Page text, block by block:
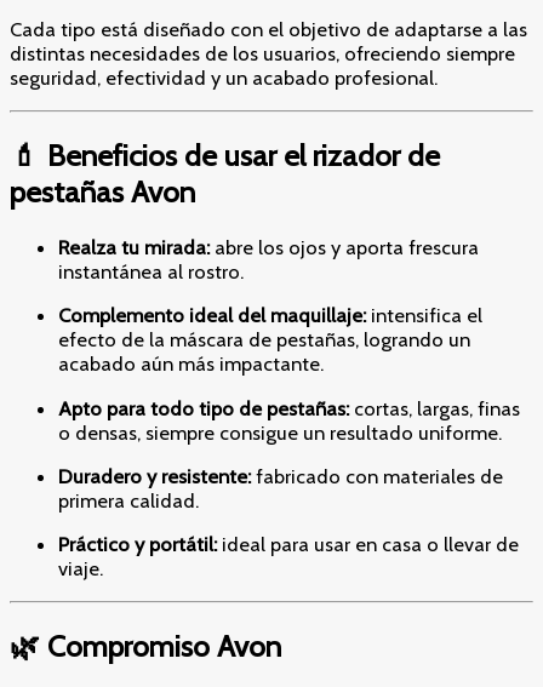
Cada tipo está diseñado con el objetivo de adaptarse a las
distintas necesidades de los usuarios, ofreciendo siempre
seguridad, efectividad y un acabado profesional.
💄 Beneficios de usar el rizador de
pestañas Avon
Realza tu mirada:abre los ojos y aporta frescura
instantánea al rostro.
Complemento ideal del maquillaje:intensifica el
efecto de la máscara de pestañas, logrando un
acabado aún más impactante.
Apto para todo tipo de pestañas:cortas, largas, finas
o densas, siempre consigue un resultado uniforme.
Duradero y resistente:fabricado con materiales de
primera calidad.
Práctico y portátil:ideal para usar en casa o llevar de
viaje.
🌿 Compromiso Avon